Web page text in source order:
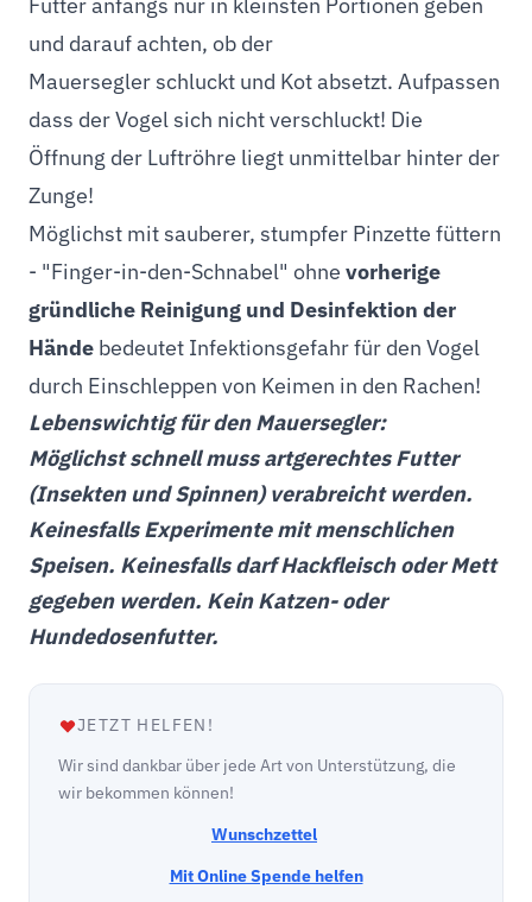
und darauf achten, ob der
Mauersegler schluckt und Kot absetzt. Aufpassen
dass der Vogel sich nicht verschluckt! Die
Öffnung der Luftröhre liegt unmittelbar hinter der
Zunge!
Möglichst mit sauberer, stumpfer Pinzette füttern
- "Finger-in-den-Schnabel" ohne vorherige
gründliche Reinigung und Desinfektion der
Hände bedeutet Infektionsgefahr für den Vogel
durch Einschleppen von Keimen in den Rachen!
Lebenswichtig für den Mauersegler:
Möglichst schnell muss artgerechtes Futter
(Insekten und Spinnen) verabreicht werden.
Keinesfalls Experimente mit menschlichen
Speisen. Keinesfalls darf Hackfleisch oder Mett
gegeben werden. Kein Katzen- oder
Hundedosenfutter.
JETZT HELFEN!
Wir sind dankbar über jede Art von Unterstützung, die
wir bekommen können!
Wunschzettel
Mit Online Spende helfen